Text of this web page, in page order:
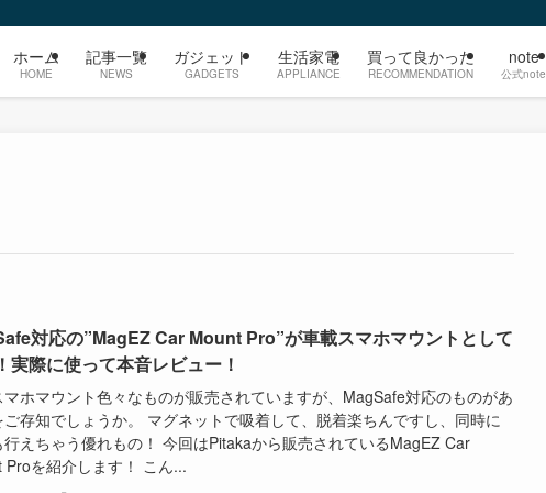
ホーム
HOME
記事一覧
NEWS
ガジェット
GADGETS
生活家電
APPLIANCE
買って良かった
RECOMMENDATION
note
公式note
対応の”MagEZ Car Mount Pro”が車載スマホマウントとして
実際に使って本音レビュー！
ホマウント色々なものが販売されていますが、MagSafe対応のものがあ
存知でしょうか。 マグネットで吸着して、脱着楽ちんですし、同時に
えちゃう優れもの！ 今回はPitakaから販売されているMagEZ Car
Proを紹介します！ こん...